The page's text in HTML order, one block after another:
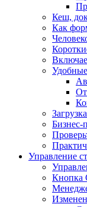
Кеш,
Как
Бизнес-
Управление
Кнопка